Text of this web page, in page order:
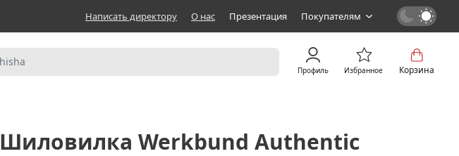
Написать директору О нас Презентация Покупателям
Профиль Избранное Корзина
Шиловилка Werkbund Authentic